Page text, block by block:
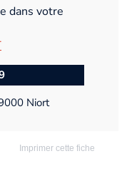
dans votre
Niort
Imprimer cette fiche